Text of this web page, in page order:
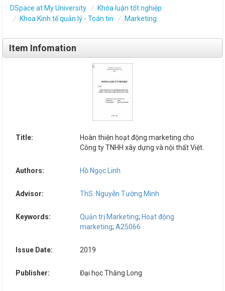
DSpace at My University
Khóa luận tốt nghiệp
Khoa Kinh tế quản lý - Toán tin
Marketing
Item Infomation
Title:
Hoàn thiện hoạt động marketing cho
Công ty TNHH xây dựng và nội thất Việt.
Authors: Hồ Ngọc Linh
Advisor: ThS. Nguyễn Tường Minh
Keywords: Quản trị Marketing; Hoạt động
marketing; A25066
Issue Date: 2019
Publisher: Đại học Thăng Long